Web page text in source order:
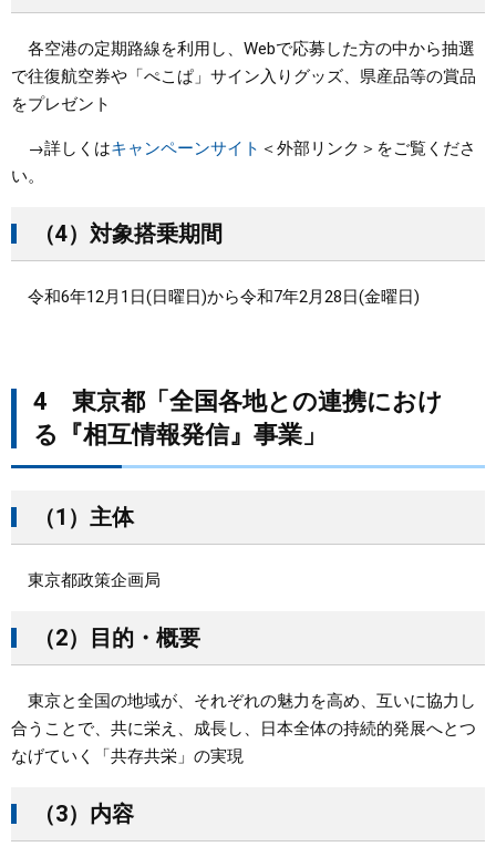
各空港の定期路線を利用し、Webで応募した方の中から抽選
で往復航空券や「ぺこぱ」サイン入りグッズ、県産品等の賞品
をプレゼント
→詳しくはキャンペーンサイト ＜外部リンク＞ をご覧くださ
い。
（4）対象搭乗期間
令和6年12月1日(日曜日)から令和7年2月28日(金曜日)
4 東京都「全国各地との連携におけ
る『相互情報発信』事業」
（1）主体
東京都政策企画局
（2）目的・概要
東京と全国の地域が、それぞれの魅力を高め、互いに協力し
合うことで、共に栄え、成長し、日本全体の持続的発展へとつ
なげていく「共存共栄」の実現
（3）内容